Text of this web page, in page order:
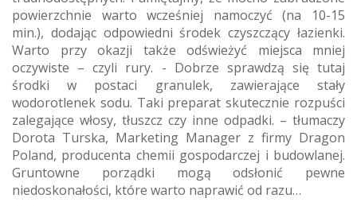
powierzchnie warto wcześniej namoczyć (na 10-15
min.), dodając odpowiedni środek czyszczący łazienki.
Warto przy okazji także odświeżyć miejsca mniej
oczywiste – czyli rury. - Dobrze sprawdzą się tutaj
środki w postaci granulek, zawierające stały
wodorotlenek sodu. Taki preparat skutecznie rozpuści
zalegające włosy, tłuszcz czy inne odpadki. – tłumaczy
Dorota Turska, Marketing Manager z firmy Dragon
Poland, producenta chemii gospodarczej i budowlanej.
Gruntowne porządki mogą odsłonić pewne
niedoskonałości, które warto naprawić od razu…